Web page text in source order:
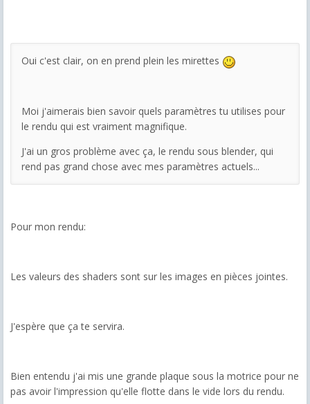
Oui c'est clair, on en prend plein les mirettes
Moi j'aimerais bien savoir quels paramètres tu utilises pour
le rendu qui est vraiment magnifique.
J'ai un gros problème avec ça, le rendu sous blender, qui
rend pas grand chose avec mes paramètres actuels...
Pour mon rendu:
Les valeurs des shaders sont sur les images en pièces jointes.
J'espère que ça te servira.
Bien entendu j'ai mis une grande plaque sous la motrice pour ne
pas avoir l'impression qu'elle flotte dans le vide lors du rendu.